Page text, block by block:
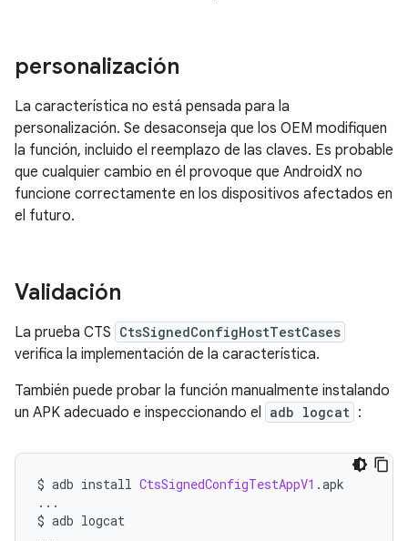
personalización
La característica no está pensada para la
personalización. Se desaconseja que los OEM modifiquen
la función, incluido el reemplazo de las claves. Es probable
que cualquier cambio en él provoque que AndroidX no
funcione correctamente en los dispositivos afectados en
el futuro.
Validación
La prueba CTS CtsSignedConfigHostTestCases
verifica la implementación de la característica.
También puede probar la función manualmente instalando
un APK adecuado e inspeccionando el adb logcat :
$ adb install CtsSignedConfigTestAppV1 .apk
...
$ adb logcat